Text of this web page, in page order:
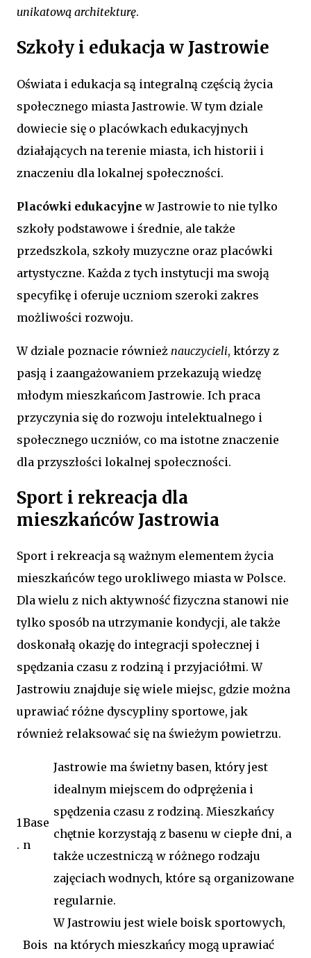
unikatową architekturę.
Szkoły i edukacja w Jastrowie
Oświata i edukacja są integralną częścią życia
społecznego miasta Jastrowie. W tym dziale
dowiecie się o placówkach edukacyjnych
działających na terenie miasta, ich historii i
znaczeniu dla lokalnej społeczności.
Placówki edukacyjne w Jastrowie to nie tylko
szkoły podstawowe i średnie, ale także
przedszkola, szkoły muzyczne oraz placówki
artystyczne. Każda z tych instytucji ma swoją
specyfikę i oferuje uczniom szeroki zakres
możliwości rozwoju.
W dziale poznacie również nauczycieli, którzy z
pasją i zaangażowaniem przekazują wiedzę
młodym mieszkańcom Jastrowie. Ich praca
przyczynia się do rozwoju intelektualnego i
społecznego uczniów, co ma istotne znaczenie
dla przyszłości lokalnej społeczności.
Sport i rekreacja dla
mieszkańców Jastrowia
Sport i rekreacja są ważnym elementem życia
mieszkańców tego urokliwego miasta w Polsce.
Dla wielu z nich aktywność fizyczna stanowi nie
tylko sposób na utrzymanie kondycji, ale także
doskonałą okazję do integracji społecznej i
spędzania czasu z rodziną i przyjaciółmi. W
Jastrowiu znajduje się wiele miejsc, gdzie można
uprawiać różne dyscypliny sportowe, jak
również relaksować się na świeżym powietrzu.
1
.
Base
n
Jastrowie ma świetny basen, który jest
idealnym miejscem do odprężenia i
spędzenia czasu z rodziną. Mieszkańcy
chętnie korzystają z basenu w ciepłe dni, a
także uczestniczą w różnego rodzaju
zajęciach wodnych, które są organizowane
regularnie.
Bois
W Jastrowiu jest wiele boisk sportowych,
na których mieszkańcy mogą uprawiać